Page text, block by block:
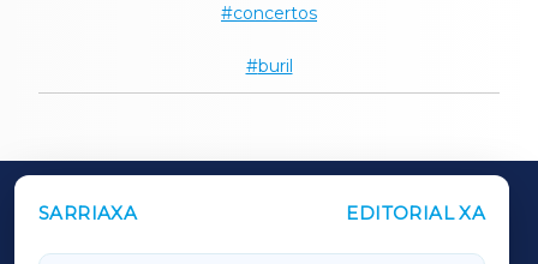
concertos
buril
SARRIAXA EDITORIAL XA
OUTROS PERIÓDICOS